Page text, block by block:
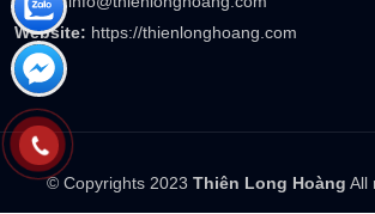
DỊCH VỤ BẢO VỆ VŨNG TÀU
Văn phòng:
TP Vĩnh Tàu
Phone:
Email: info@thienlonghoang.com